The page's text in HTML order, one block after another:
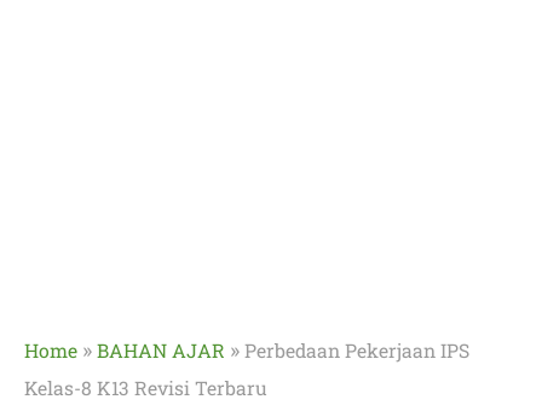
Home »BAHAN AJAR »Perbedaan Pekerjaan IPS
Kelas-8 K13 Revisi Terbaru